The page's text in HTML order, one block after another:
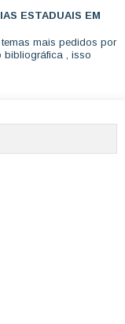
ESTADUAIS EM
mais pedidos por
bibliográfica , isso